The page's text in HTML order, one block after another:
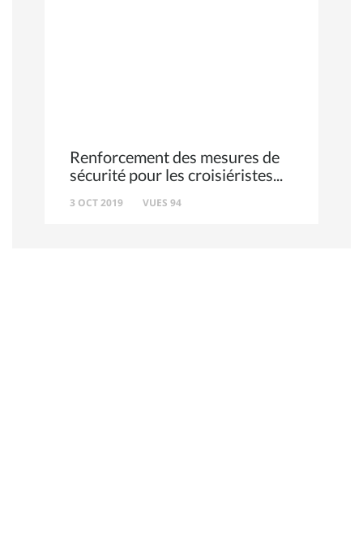
Renforcement des mesures de
sécurité pour les croisiéristes
3 OCT 2019 VUES 94